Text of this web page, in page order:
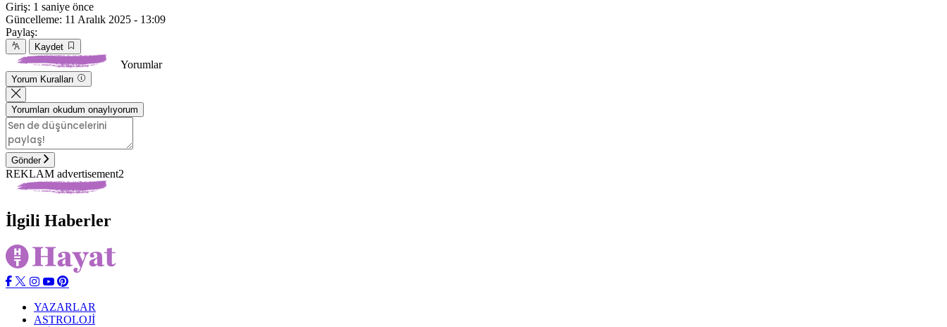
Giriş: 1 saniye önce
Güncelleme: 11 Aralık 2025 - 13:09
Paylaş:
Kaydet
Yorumlar
Yorum Kuralları
Yorumları okudum onaylıyorum
Gönder
REKLAM advertisement2
İlgili Haberler
YAZARLAR
ASTROLOJİ